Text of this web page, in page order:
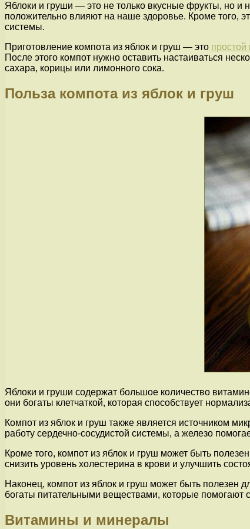
Яблоки и груши — это не только вкусные фрукты, но и
положительно влияют на наше здоровье. Кроме того,
системы.
Приготовление компота из яблок и груш — это
После этого компот нужно оставить настаиваться
сахара, корицы или лимонного сока.
Польза компота из яблок и груш
Яблоки и груши содержат большое количество
они богаты клетчаткой, которая способствует
Компот из яблок и груш также является источником
работу сердечно-сосудистой системы, а железо
Кроме того, компот из яблок и груш может быть
снизить уровень холестерина в крови и улучшить
Наконец, компот из яблок и груш может быть полезен
богаты питательными веществами, которые помогают
Витамины и минералы